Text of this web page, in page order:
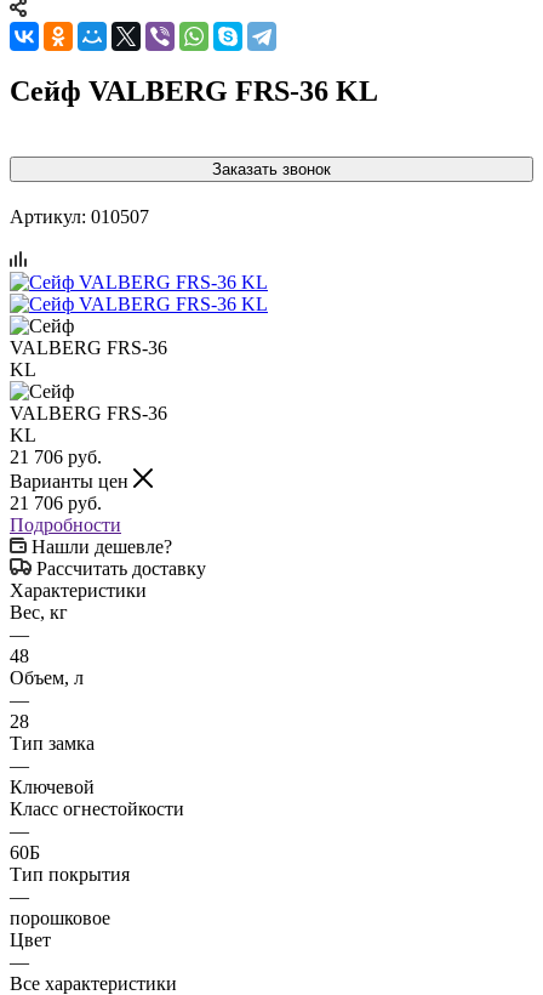
Сейф VALBERG FRS-36 KL
Заказать звонок
Артикул: 010507
21 706 руб.
Варианты цен
21 706 руб.
Подробности
Нашли дешевле?
Рассчитать доставку
Характеристики
Вес, кг
—
48
Объем, л
—
28
Тип замка
—
Ключевой
Класс огнестойкости
—
60Б
Тип покрытия
—
порошковое
Цвет
—
Все характеристики